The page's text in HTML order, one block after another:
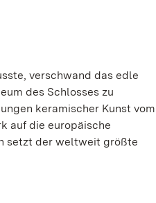
verschwand das edle
des Schlosses zu
keramischer Kunst vom
auf die europäische
setzt der weltweit größte